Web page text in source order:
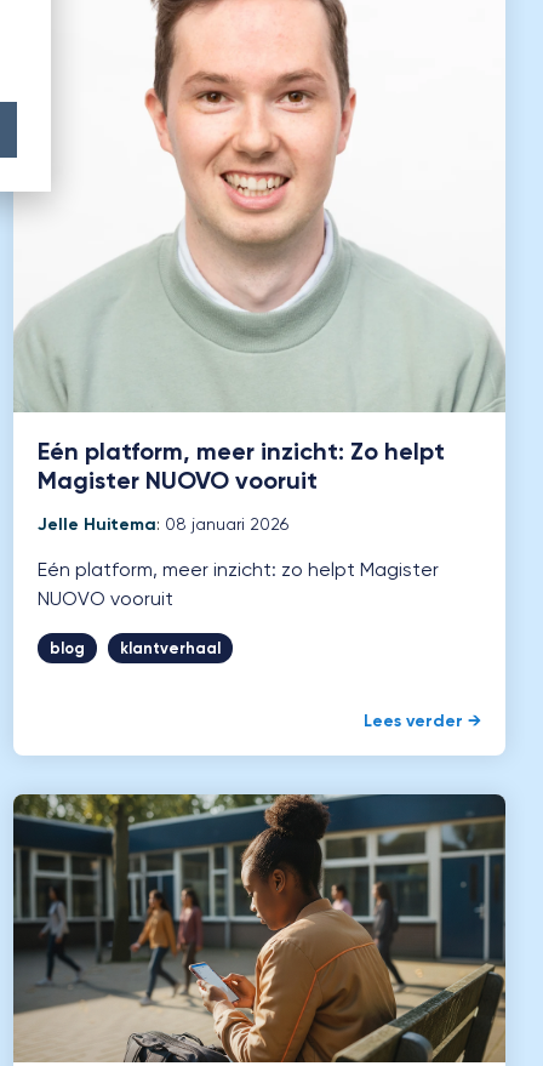
Eén platform, meer inzicht: Zo helpt
Magister NUOVO vooruit
Jelle Huitema: 08 januari 2026
Eén platform, meer inzicht: zo helpt Magister
NUOVO vooruit
blog klantverhaal
Lees verder →